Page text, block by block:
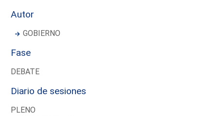
Autor
GOBIERNO
Fase
DEBATE
Diario de sesiones
PLENO